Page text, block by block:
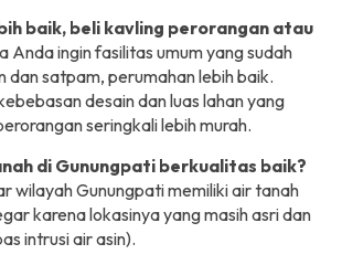
baik, beli kavling perorangan atau
Anda ingin fasilitas umum yang sudah
dan satpam, perumahan lebih baik.
desain dan luas lahan yang
seringkali lebih murah.
di Gunungpati berkualitas baik?
wilayah Gunungpati memiliki air tanah
karena lokasinya yang masih asri dan
intrusi air asin).